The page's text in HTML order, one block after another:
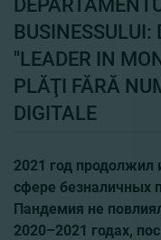
BUSINESSULUI:
"LEADER IN
PLĂŢI FĂRĂ
DIGITALE
2021 год продолжил
сфере безналичных
Пандемия не
2020–2021 годах,